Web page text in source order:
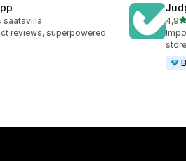
saatavilla
reviews, superpowered
4,9/
183
store